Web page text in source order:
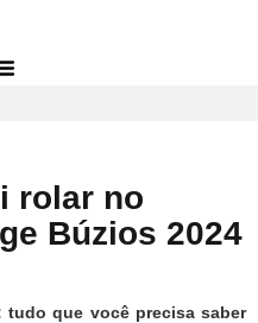
rolar no
Búzios 2024
tudo que você precisa saber